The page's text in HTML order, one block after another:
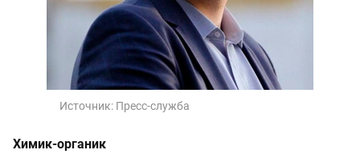
Источник: Пресс-служба
Химик-органик